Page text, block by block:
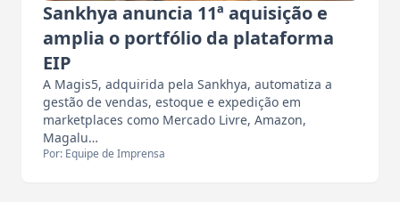
Sankhya anuncia 11ª aquisição e
amplia o portfólio da plataforma
EIP
A Magis5, adquirida pela Sankhya, automatiza a
gestão de vendas, estoque e expedição em
marketplaces como Mercado Livre, Amazon,
Magalu…
Por: Equipe de Imprensa